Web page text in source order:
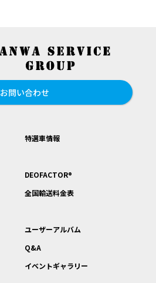
お問い合わせ
特選車情報
DEOFACTOR®
全国輸送料金表
ユーザーアルバム
Q&A
イベントギャラリー